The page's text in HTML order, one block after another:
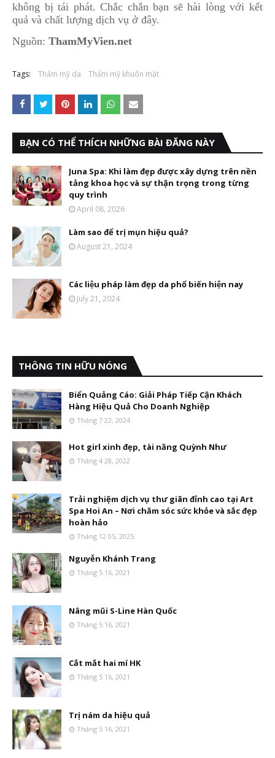
không bị tái phát. Chắc chắn bạn sẽ hài lòng với kết
quả và chất lượng dịch vụ ở đây.
Nguồn: ThamMyVien.net
Tags: Thẩm mỹ da Thẩm mỹ khuôn mặt
BẠN CÓ THỂ THÍCH NHỮNG BÀI ĐĂNG NÀY
Juna Spa: Khi làm đẹp được xây dựng trên nền
tảng khoa học và sự thận trọng trong từng
quy trình
April 08, 2026
Làm sao để trị mụn hiệu quả?
August 21, 2024
Các liệu pháp làm đẹp da phổ biến hiện nay
July 21, 2024
THÔNG TIN HỮU NÓNG
Biển Quảng Cáo: Giải Pháp Tiếp Cận Khách
Hàng Hiệu Quả Cho Doanh Nghiệp
Tháng 7 22, 2024
Hot girl xinh đẹp, tài năng Quỳnh Như
Tháng 4 28, 2022
Trải nghiệm dịch vụ thư giãn đỉnh cao tại Art
Spa Hoi An – Nơi chăm sóc sức khỏe và sắc đẹp
hoàn hảo
Tháng 12 05, 2025
Nguyễn Khánh Trang
Tháng 5 16, 2021
Nâng mũi S-Line Hàn Quốc
Tháng 5 16, 2021
Cắt mắt hai mí HK
Tháng 5 16, 2021
Trị nám da hiệu quả
Tháng 5 16, 2021